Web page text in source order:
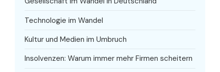
Technologie im Wandel
Kultur und Medien im Umbruch
Insolvenzen: Warum immer mehr Firmen scheitern